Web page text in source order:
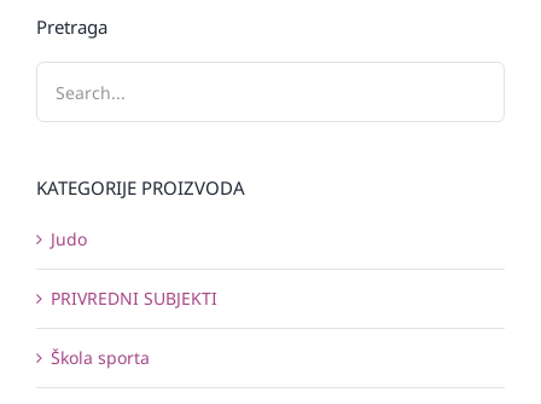
Pretraga
KATEGORIJE PROIZVODA
Judo
PRIVREDNI SUBJEKTI
Škola sporta